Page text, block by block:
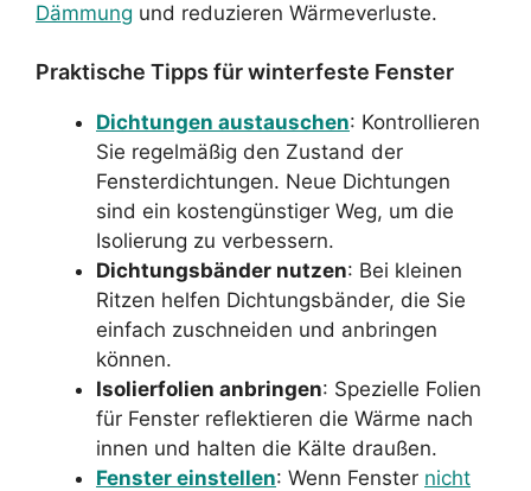
Dämmung und reduzieren Wärmeverluste.
Praktische Tipps für winterfeste Fenster
Dichtungen austauschen: Kontrollieren
Sie regelmäßig den Zustand der
Fensterdichtungen. Neue Dichtungen
sind ein kostengünstiger Weg, um die
Isolierung zu verbessern.
Dichtungsbänder nutzen: Bei kleinen
Ritzen helfen Dichtungsbänder, die Sie
einfach zuschneiden und anbringen
können.
Isolierfolien anbringen: Spezielle Folien
für Fenster reflektieren die Wärme nach
innen und halten die Kälte draußen.
Fenster einstellen: Wenn Fenster nicht